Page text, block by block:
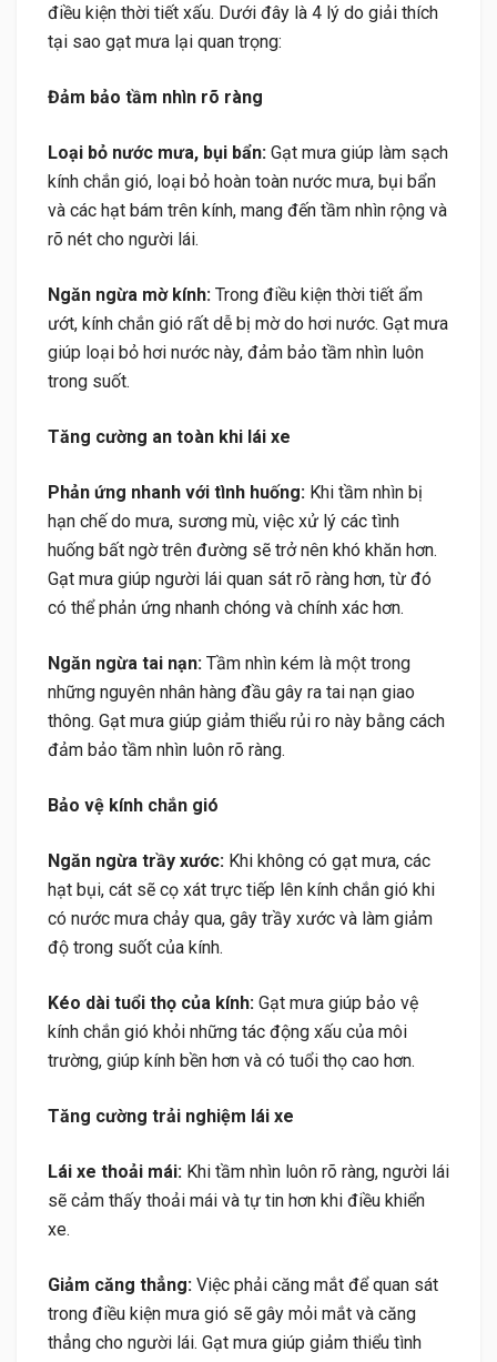
điều kiện thời tiết xấu. Dưới đây là 4 lý do giải thích
tại sao gạt mưa lại quan trọng:
Đảm bảo tầm nhìn rõ ràng
Loại bỏ nước mưa, bụi bẩn: Gạt mưa giúp làm sạch
kính chắn gió, loại bỏ hoàn toàn nước mưa, bụi bẩn
và các hạt bám trên kính, mang đến tầm nhìn rộng và
rõ nét cho người lái.
Ngăn ngừa mờ kính: Trong điều kiện thời tiết ẩm
ướt, kính chắn gió rất dễ bị mờ do hơi nước. Gạt mưa
giúp loại bỏ hơi nước này, đảm bảo tầm nhìn luôn
trong suốt.
Tăng cường an toàn khi lái xe
Phản ứng nhanh với tình huống: Khi tầm nhìn bị
hạn chế do mưa, sương mù, việc xử lý các tình
huống bất ngờ trên đường sẽ trở nên khó khăn hơn.
Gạt mưa giúp người lái quan sát rõ ràng hơn, từ đó
có thể phản ứng nhanh chóng và chính xác hơn.
Ngăn ngừa tai nạn: Tầm nhìn kém là một trong
những nguyên nhân hàng đầu gây ra tai nạn giao
thông. Gạt mưa giúp giảm thiểu rủi ro này bằng cách
đảm bảo tầm nhìn luôn rõ ràng.
Bảo vệ kính chắn gió
Ngăn ngừa trầy xước: Khi không có gạt mưa, các
hạt bụi, cát sẽ cọ xát trực tiếp lên kính chắn gió khi
có nước mưa chảy qua, gây trầy xước và làm giảm
độ trong suốt của kính.
Kéo dài tuổi thọ của kính: Gạt mưa giúp bảo vệ
kính chắn gió khỏi những tác động xấu của môi
trường, giúp kính bền hơn và có tuổi thọ cao hơn.
Tăng cường trải nghiệm lái xe
Lái xe thoải mái: Khi tầm nhìn luôn rõ ràng, người lái
sẽ cảm thấy thoải mái và tự tin hơn khi điều khiển
xe.
Giảm căng thẳng: Việc phải căng mắt để quan sát
trong điều kiện mưa gió sẽ gây mỏi mắt và căng
thẳng cho người lái. Gạt mưa giúp giảm thiểu tình